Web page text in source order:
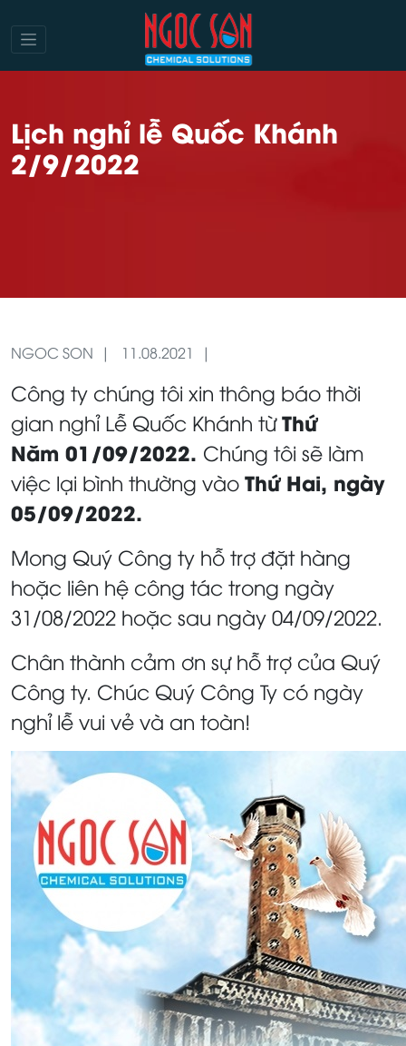
Lịch nghỉ lễ Quốc Khánh
2/9/2022
NGOC SON 11.08.2021
Công ty chúng tôi xin thông báo thời
gian nghỉ Lễ Quốc Khánh từThứ
Năm 01/09/2022. Chúng tôi sẽ làm
việc lại bình thường vào Thứ Hai, ngày
05/09/2022.
Mong Quý Công ty hỗ trợ đặt hàng
hoặc liên hệ công tác trong ngày
31/08/2022 hoặc sau ngày 04/09/2022.
Chân thành cảm ơn sự hỗ trợ của Quý
Công ty. Chúc Quý Công Ty có ngày
nghỉ lễ vui vẻ và an toàn!